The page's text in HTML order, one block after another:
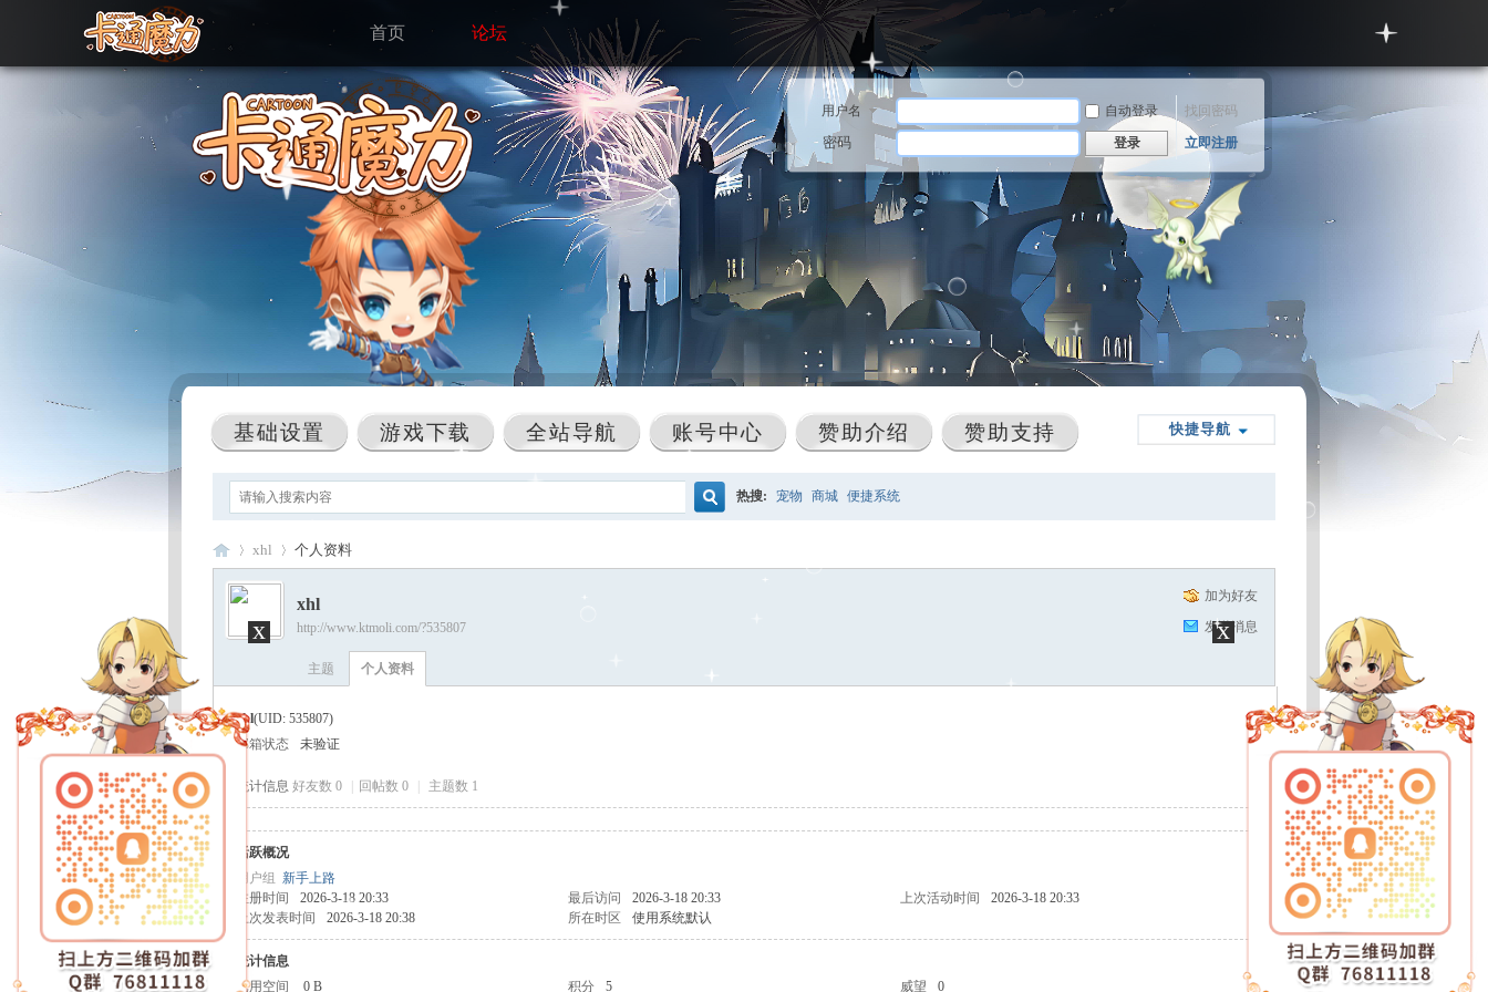
首页 论坛
用户名 自动登录 找回密码
密码 登录 立即注册
快捷导航
基础设置 游戏下载 全站导航 账号中心 赞助介绍 赞助支持
热搜: 宠物 商城 便捷系统
›
xhl
›
个人资料
加为好友
发送消息
xhl
http://www.ktmoli.com/?535807
主题 个人资料
xhl(UID: 535807)
邮箱状态
未验证
统计信息 好友数 0 回帖数 0 主题数 1
活跃概况
用户组 新手上路
注册时间
2026-3-18 20:33 最后访问 2026-3-18 20:33 上次活动时间
2026-3-18 20:33
上次发表时间
2026-3-18 20:38 所在时区 使用系统默认
统计信息
已用空间
0 B 积分 5 威望 0
x x